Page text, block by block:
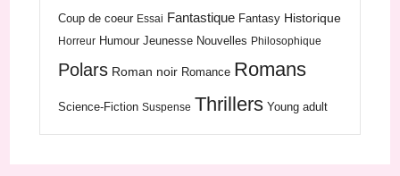
Coup de coeur Essai Fantastique Fantasy Historique
Horreur Humour Jeunesse Nouvelles Philosophique
Polars Roman noir Romance Romans
Science-Fiction Suspense Thrillers Young adult